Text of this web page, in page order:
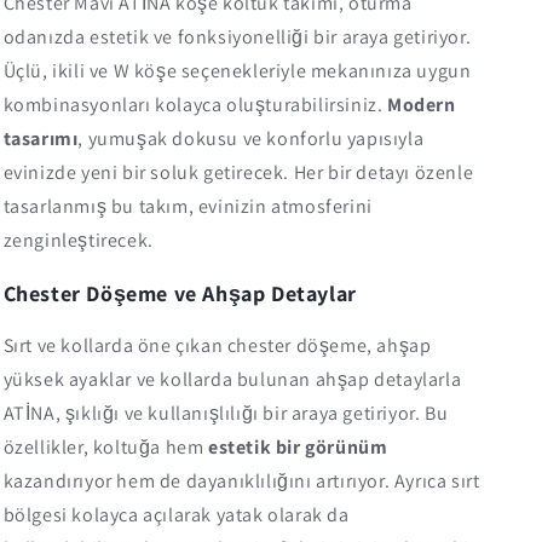
odanızda estetik ve fonksiyonelliği bir araya getiriyor.
Üçlü, ikili ve W köşe seçenekleriyle mekanınıza uygun
kombinasyonları kolayca oluşturabilirsiniz. Modern
tasarımı, yumuşak dokusu ve konforlu yapısıyla
evinizde yeni bir soluk getirecek. Her bir detayı özenle
tasarlanmış bu takım, evinizin atmosferini
zenginleştirecek.
Chester Döşeme ve Ahşap Detaylar
Sırt ve kollarda öne çıkan chester döşeme, ahşap
yüksek ayaklar ve kollarda bulunan ahşap detaylarla
ATİNA, şıklığı ve kullanışlılığı bir araya getiriyor. Bu
özellikler, koltuğa hem estetik bir görünüm
kazandırıyor hem de dayanıklılığını artırıyor. Ayrıca sırt
bölgesi kolayca açılarak yatak olarak da